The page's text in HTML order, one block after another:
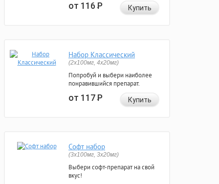
от 116Р Купить
Набор Классический
(2x100мг, 4x20мг)
Попробуй и выбери наиболее
понравившийся препарат.
от 117Р Купить
Софт набор
(3x100мг, 3x20мг)
Выбери софт-препарат на свой
вкус!